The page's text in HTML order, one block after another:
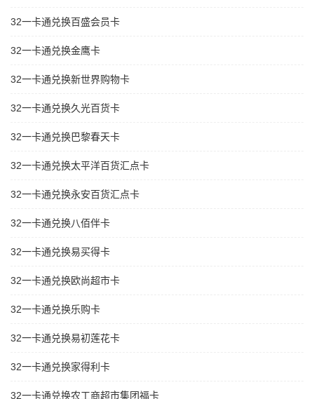
32一卡通兑换百盛会员卡
32一卡通兑换金鹰卡
32一卡通兑换新世界购物卡
32一卡通兑换久光百货卡
32一卡通兑换巴黎春天卡
32一卡通兑换太平洋百货汇点卡
32一卡通兑换永安百货汇点卡
32一卡通兑换八佰伴卡
32一卡通兑换易买得卡
32一卡通兑换欧尚超市卡
32一卡通兑换乐购卡
32一卡通兑换易初莲花卡
32一卡通兑换家得利卡
32一卡通兑换农工商超市集团福卡